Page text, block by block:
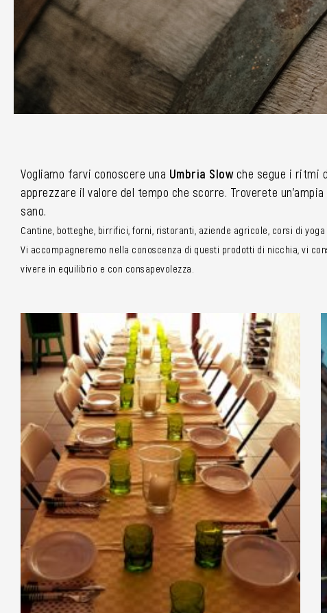
Vogliamo farvi conoscere una Umbria Slowche segue i ritmi
apprezzare il valore del tempo che scorre. Troverete
sano.
Cantine, botteghe, birrifici, forni, ristoranti, aziende agricole, corsi di
Vi accompagneremo nella conoscenza di questi prodotti di nicchia, vi
vivere in equilibrio e con consapevolezza.